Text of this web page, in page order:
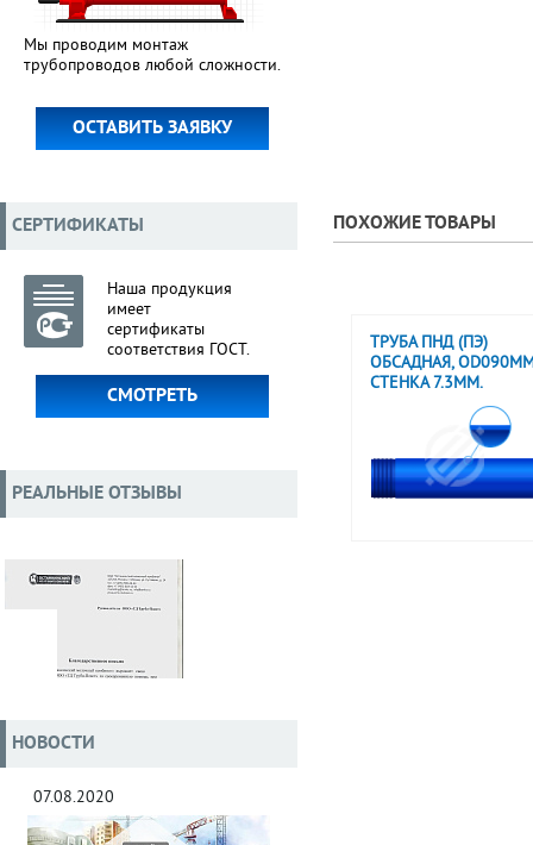
ПОХОЖИЕ ТОВАРЫ
ТРУБА ПНД (ПЭ)
ОБСАДНАЯ,
СТЕНКА 7.3ММ.
Мы проводим монтаж
трубопроводов любой сложности.
ОСТАВИТЬ ЗАЯВКУ
СЕРТИФИКАТЫ
Наша продукция
имеет
сертификаты
соответствия ГОСТ.
СМОТРЕТЬ
РЕАЛЬНЫЕ ОТЗЫВЫ
НОВОСТИ
07.08.2020